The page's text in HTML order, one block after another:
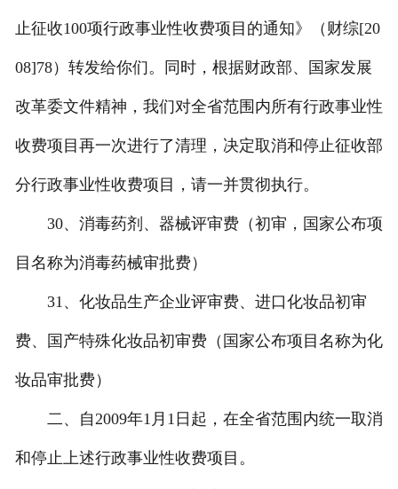
止征收100项行政事业性收费项目的通知》（财综[20
08]78）转发给你们。同时，根据财政部、国家发展
改革委文件精神，我们对全省范围内所有行政事业性
收费项目再一次进行了清理，决定取消和停止征收部
分行政事业性收费项目，请一并贯彻执行。
30、消毒药剂、器械评审费（初审，国家公布项
目名称为消毒药械审批费）
31、化妆品生产企业评审费、进口化妆品初审
费、国产特殊化妆品初审费（国家公布项目名称为化
妆品审批费）
二、自2009年1月1日起，在全省范围内统一取消
和停止上述行政事业性收费项目。